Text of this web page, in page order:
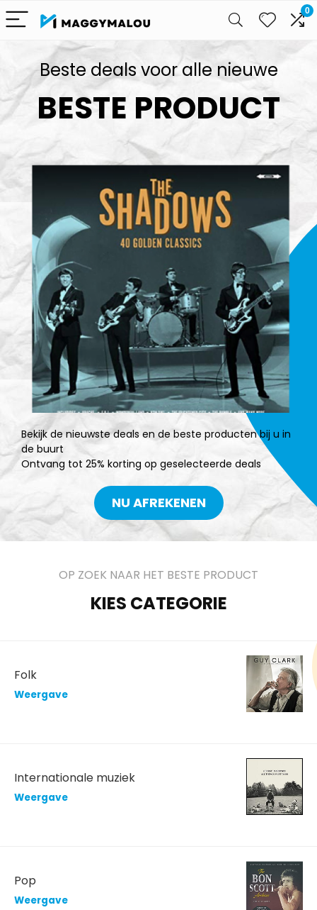
0
Beste deals voor alle nieuwe
BESTE PRODUCT
Bekijk de nieuwste deals en de beste producten bij u in
de buurt
Ontvang tot 25% korting op geselecteerde deals
NU AFREKENEN
OP ZOEK NAAR HET BESTE PRODUCT
KIES CATEGORIE
Folk
Weergave
Internationale muziek
Weergave
Pop
Weergave